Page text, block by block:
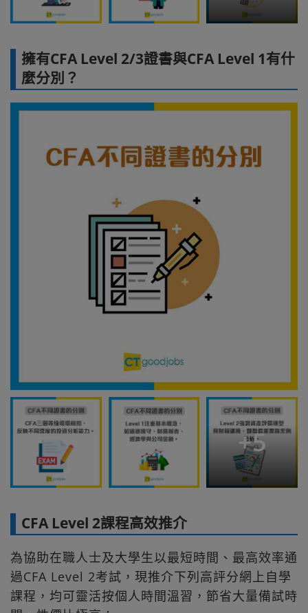
擁有CFA Level 2/3證書與CFA Level 1有什
麼分別？
+5
CFA Level 2課程高效推介
為協助在職人士及大學生以最短時間、最高效率通
過CFA Level 2考試，現推介下列高評分網上自學
課程，均可靈活按個人時間溫習，節省大量備試時